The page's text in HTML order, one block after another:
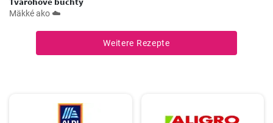
Mäkké ako ☁️
Weitere Rezepte